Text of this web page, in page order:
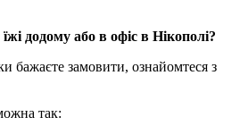
додому або в офіс в Нікополі?
бажаєте замовити, ознайомтеся з
так: